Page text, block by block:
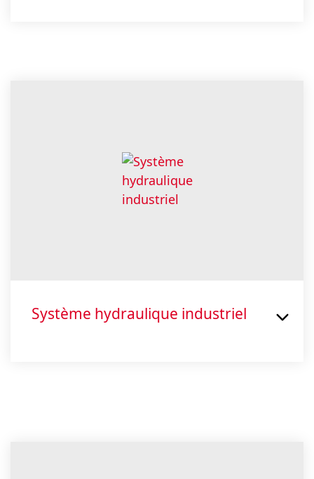
Système hydraulique industriel